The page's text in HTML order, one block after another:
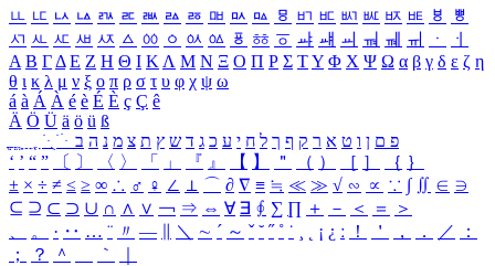
ㅥ ㅦ ㅧ ㅨ ㅩ ㅪ ㅫ ㅬ ㅭ ㅮ ㅯ ㅰ ㅱ ㅲ ㅳ ㅴ ㅵ ㅶ ㅷ ㅸ
ㅹ
ㅺ ㅻ ㅼ ㅽ ㅾ ㅿ ㆀ ㆁ ㆂ ㆃ ㆄ ㆅ ㆆ ㆇ ㆈ ㆉ ㆊ ㆋ ㆌ ㆍ
ㆎ
Α Β ΓΔ Ε Ζ Η Θ Ι ΚΛ Μ Ν Ξ Ο Π Ρ Σ ΤΥ Φ Χ Ψ Ω α β γ δ ε ζ η
θ ι κ λ μ ν ξ ο π ρ σ τ υ φ χ ψ ω
á à Á À é è É È ç Ç ê
Ä Ö Ü ä ö ü ß
ִֶֹ ֻּ ׁׂ פ ם ן ו ט א ר ק ף ך ל ח י ע כ ג ד ש ץ ת צ מ נ ה ב
‘ ’ “ ” 〔 〕 〈 〉 「 」 『 』 【 】 ＂ （ ） ［ ］ ｛ ｝
± × ÷ ≠ ≤ ≥ ∞ ∴ ♂ ♀ ∠ ⊥ ⌒ ∂ ∇ ≡ ≒ ≪ ≫ √ ∽ ∝ ∵ ∫ ∬ ∈ ∋
⊆ ⊇ ⊂ ⊃ ∪ ∩ ∧ ∨ ￢ ⇒ ⇔ ∀ ∃ ∮ ∑ ∏ ＋ － ＜ ＝
＞
、
。 · ‥ … ¨ 〃 ― ＼ ∼ ´ ～ ˇ ˘ ˝ ˚ ˙ ¸ ¡ ¿ ː ！ ＇ ， ． ／
：
；
？ ＾ ｀